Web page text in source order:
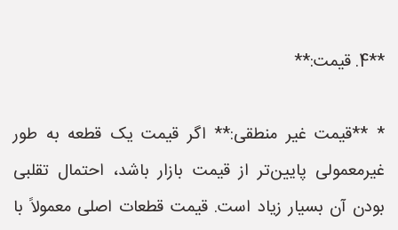
**4. قیمت:**
* **قیمت غیر منطقی:** اگر قیمت یک قطعه به طور
غیرمعمولی پایین‌تر از قیمت بازار باشد، احتمال تقلبی
بودن آن بسیار زیاد است. قیمت قطعات اصلی معمولاً با